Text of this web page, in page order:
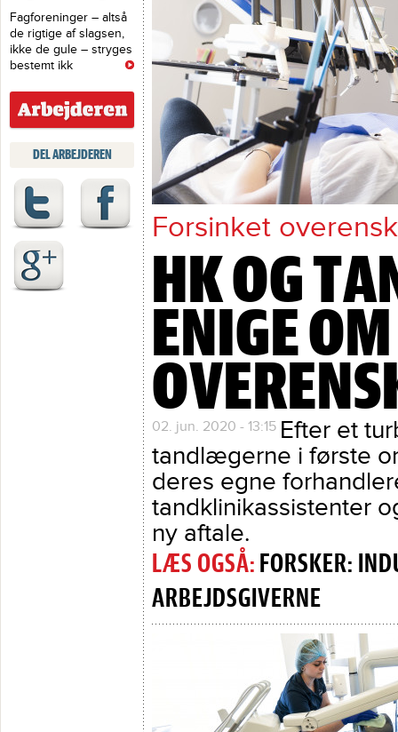
Fagforeninger – altså
de rigtige af slagsen,
ikke de gule – stryges
bestemt ikk
DEL ARBEJDEREN
Forsinket
HK OG
ENIGE
02. jun. 2020 - 13:15 Efter et
tandlægerne i første
deres egne
tandklinikassistenter
ny aftale.
FORSKER:
ARBEJDSGIVERNE